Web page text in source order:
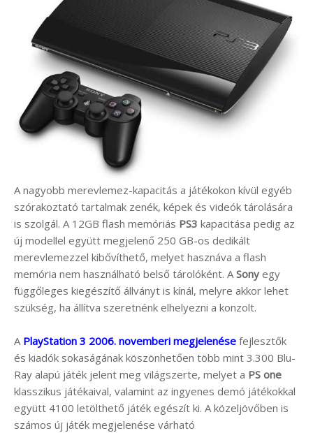
A nagyobb merevlemez-kapacitás a játékokon kívül egyéb
szórakoztató tartalmak zenék, képek és videók tárolására
is szolgál. A 12GB flash memóriás PS3 kapacitása pedig az
új modellel együtt megjelenő 250 GB-os dedikált
merevlemezzel kibővíthető, melyet hasznáva a flash
memória nem használható belső tárolóként. ASony egy
függőleges kiegészítő állványt is kínál, melyre akkor lehet
szükség, ha állítva szeretnénk elhelyezni a konzolt.
A PlayStation 3 2006. novemberi megjelenése fejlesztők
és kiadók sokaságának köszönhetően több mint 3.300 Blu-
Ray alapú játék jelent meg világszerte, melyet a PS one
klasszikus játékaival, valamint az ingyenes demó játékokkal
együtt 4100 letölthető játék egészít ki. A közeljövőben is
számos új játék megjelenése várható